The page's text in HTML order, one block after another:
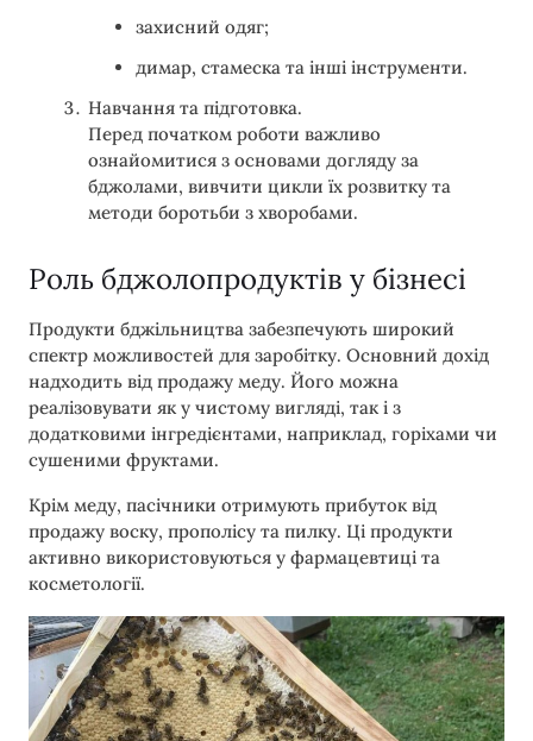
захисний одяг;
димар, стамеска та інші інструменти.
Навчання та підготовка.
Перед початком роботи важливо
ознайомитися з основами догляду за
бджолами, вивчити цикли їх розвитку та
методи боротьби з хворобами.
Роль бджолопродуктів у бізнесі
Продукти бджільництва забезпечують широкий
спектр можливостей для заробітку. Основний дохід
надходить від продажу меду. Його можна
реалізовувати як у чистому вигляді, так і з
додатковими інгредієнтами, наприклад, горіхами чи
сушеними фруктами.
Крім меду, пасічники отримують прибуток від
продажу воску, прополісу та пилку. Ці продукти
активно використовуються у фармацевтиці та
косметології.